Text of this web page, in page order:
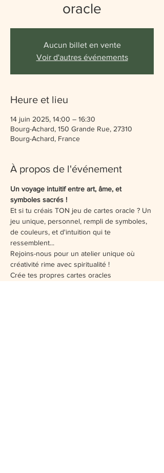
oracle
Aucun billet en vente
Voir d'autres événements
Heure et lieu
14 juin 2025, 14:00 – 16:30
Bourg-Achard, 150 Grande Rue, 27310
Bourg-Achard, France
À propos de l'événement
Un voyage intuitif entre art, âme, et
symboles sacrés !
Et si tu créais TON jeu de cartes oracle ? Un
jeu unique, personnel, rempli de symboles,
de couleurs, et d'intuition qui te
ressemblent...
Rejoins-nous pour un atelier unique où
créativité rime avec spiritualité !
Crée tes propres cartes oracles